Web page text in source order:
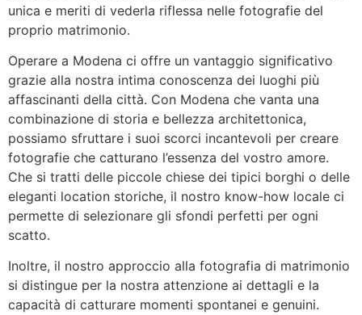
unica e meriti di vederla riflessa nelle fotografie del
proprio matrimonio.
Operare a Modena ci offre un vantaggio significativo
grazie alla nostra intima conoscenza dei luoghi più
affascinanti della città. Con Modena che vanta una
combinazione di storia e bellezza architettonica,
possiamo sfruttare i suoi scorci incantevoli per creare
fotografie che catturano l’essenza del vostro amore.
Che si tratti delle piccole chiese dei tipici borghi o delle
eleganti location storiche, il nostro know-how locale ci
permette di selezionare gli sfondi perfetti per ogni
scatto.
Inoltre, il nostro approccio alla fotografia di matrimonio
si distingue per la nostra attenzione ai dettagli e la
capacità di catturare momenti spontanei e genuini.